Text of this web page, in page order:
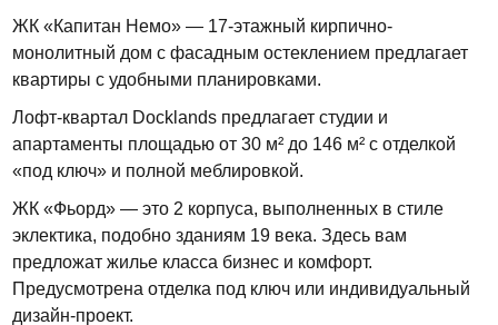
ЖК «Капитан Немо» — 17-этажный кирпично-
монолитный дом с фасадным остеклением предлагает
квартиры с удобными планировками.
Лофт-квартал Docklands предлагает студии и
апартаменты площадью от 30 м² до 146 м² с отделкой
«под ключ» и полной меблировкой.
ЖК «Фьорд» — это 2 корпуса, выполненных в стиле
эклектика, подобно зданиям 19 века. Здесь вам
предложат жилье класса бизнес и комфорт.
Предусмотрена отделка под ключ или индивидуальный
дизайн-проект.